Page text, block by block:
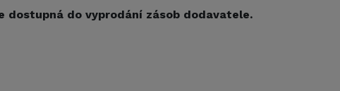
dostupná do vyprodání zásob dodavatele.